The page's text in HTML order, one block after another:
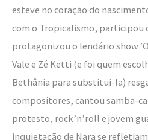
esteve no coração do
com o Tropicalismo, participou
protagonizou o lendário show
Vale e Zé Ketti (e foi quem
Bethânia para substitui-la)
compositores, cantou samba-
protesto, rock’n’roll e jovem
inquietação de Nara se